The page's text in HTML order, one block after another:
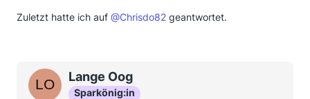
Zuletzt hatte ich auf @Chrisdo82 geantwortet.
Lange Oog
Sparkönig:in